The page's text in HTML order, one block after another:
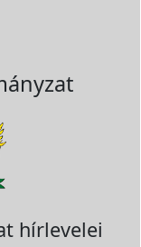
hírlevelei